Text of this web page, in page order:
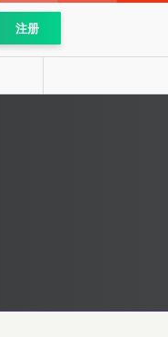
注册